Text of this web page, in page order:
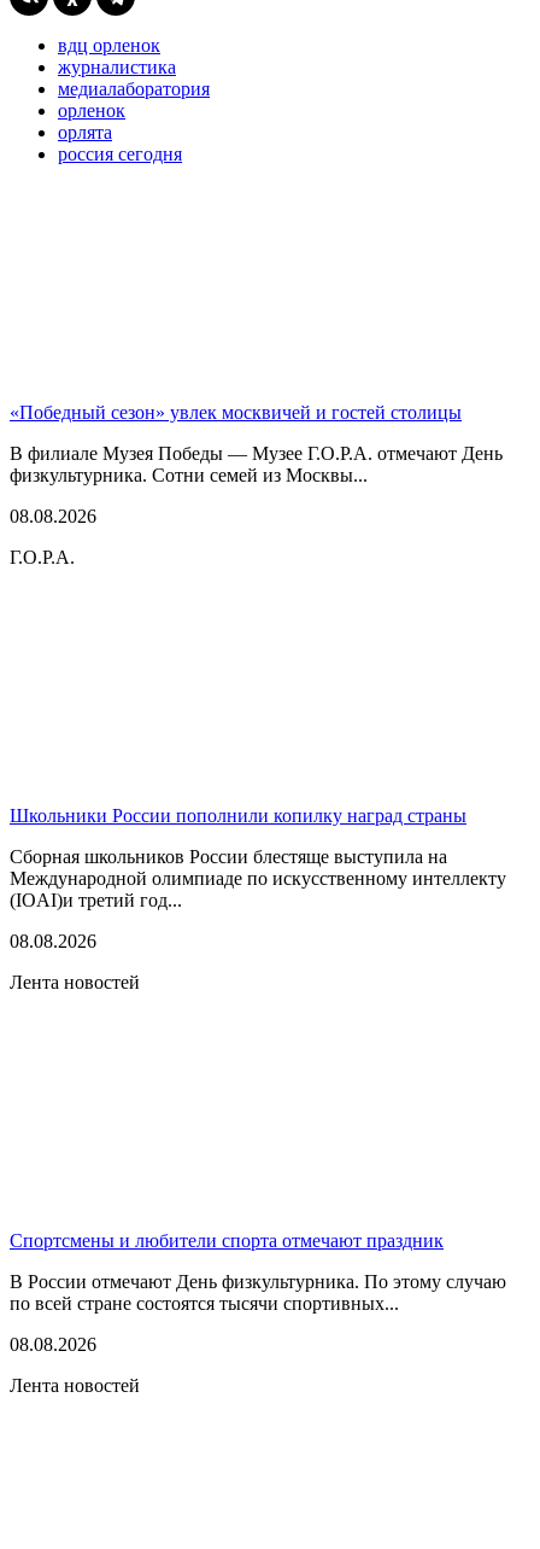
вдц орленок
журналистика
медиалаборатория
орленок
орлята
россия сегодня
«Победный сезон» увлек москвичей и гостей столицы
В филиале Музея Победы — Музее Г.О.Р.А. отмечают День
физкультурника. Сотни семей из Москвы...
08.08.2026
Г.О.Р.А.
Школьники России пополнили копилку наград страны
Сборная школьников России блестяще выступила на
Международной олимпиаде по искусственному интеллекту
(IOAI)и третий год...
08.08.2026
Лента новостей
Спортсмены и любители спорта отмечают праздник
В России отмечают День физкультурника. По этому случаю
по всей стране состоятся тысячи спортивных...
08.08.2026
Лента новостей